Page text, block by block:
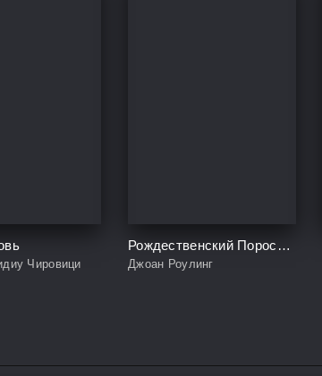
Чировици
Рождественский Поросёнок
Джоан Роулинг